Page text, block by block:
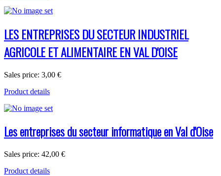
LES ENTREPRISES DU SECTEUR INDUSTRIEL
AGRICOLE ET ALIMENTAIRE EN VAL D'OISE
Sales price: 3,00 €
Product details
Les entreprises du secteur informatique en Val d'Oise
Sales price: 42,00 €
Product details